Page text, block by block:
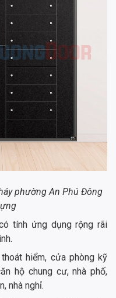
phường An Phú Đông
tính ứng dụng rộng rãi
hiểm, cửa phòng kỹ
hộ chung cư, nhà phố,
nhà nghỉ.